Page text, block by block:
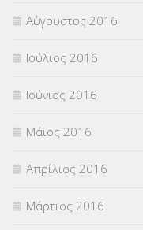
Αύγουστος 2016
Ιούλιος 2016
Ιούνιος 2016
Μάιος 2016
Απρίλιος 2016
Μάρτιος 2016